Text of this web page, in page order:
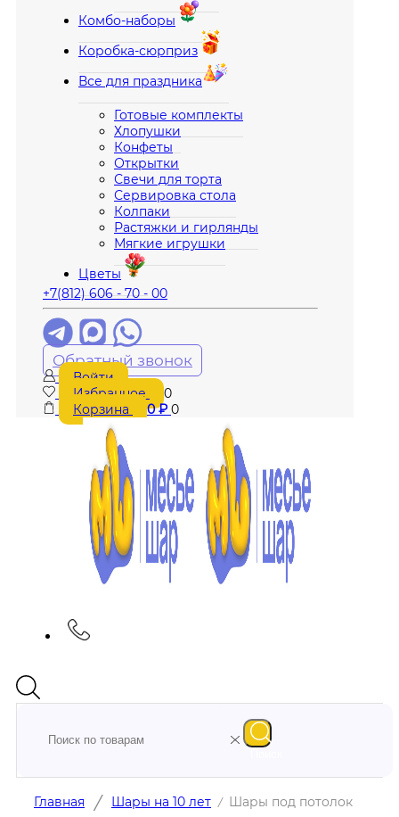
Комбо-наборы
Коробка-сюрприз
Все для праздника
Готовые комплекты
Хлопушки
Конфеты
Открытки
Свечи для торта
Сервировка стола
Колпаки
Растяжки и гирлянды
Мягкие игрушки
Цветы
+7(812) 606 - 70 - 00
Обратный звонок
Войти
Избранное
0
Корзина
0₽ 0
Главная / Шары на 10 лет / Шары под потолок